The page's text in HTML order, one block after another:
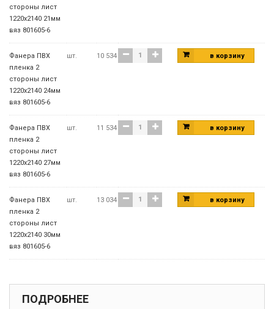
стороны лист
1220х2140 21мм
вяз 801605-6
Фанера ПВХ
пленка 2
стороны лист
1220х2140 24мм
вяз 801605-6
шт. 10 534 в корзину
Фанера ПВХ
пленка 2
стороны лист
1220х2140 27мм
вяз 801605-6
шт. 11 534 в корзину
Фанера ПВХ
пленка 2
стороны лист
1220х2140 30мм
вяз 801605-6
шт. 13 034 в корзину
ПОДРОБНЕЕ